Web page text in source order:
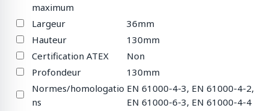
maximum
Largeur
36mm
Hauteur
130mm
Certification ATEX
Non
Profondeur
130mm
Normes/homologatio
ns
EN 61000-4-3, EN 61000-4-2,
EN 61000-6-3, EN 61000-4-4